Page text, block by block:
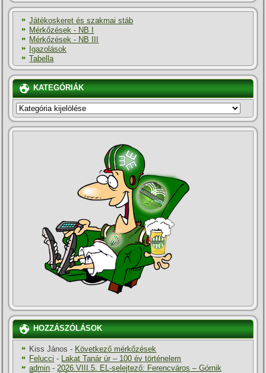
Játékoskeret és szakmai stáb
Mérkőzések - NB I
Mérkőzések - NB III
Igazolások
Tabella
KATEGÓRIÁK
KATEGÓRIÁK
HOZZÁSZÓLÁSOK
Kiss János - Következő mérkőzések
Felucci - Lakat Tanár úr – 100 év történelem
admin -2026.VIII.5. EL-selejtező: Ferencváros – Górnik